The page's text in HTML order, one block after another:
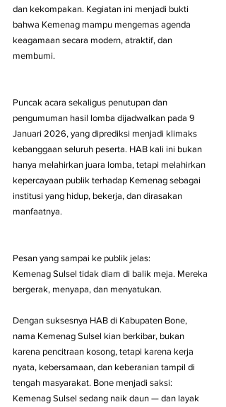
dan kekompakan. Kegiatan ini menjadi bukti
bahwa Kemenag mampu mengemas agenda
keagamaan secara modern, atraktif, dan
membumi.
Puncak acara sekaligus penutupan dan
pengumuman hasil lomba dijadwalkan pada 9
Januari 2026, yang diprediksi menjadi klimaks
kebanggaan seluruh peserta. HAB kali ini bukan
hanya melahirkan juara lomba, tetapi melahirkan
kepercayaan publik terhadap Kemenag sebagai
institusi yang hidup, bekerja, dan dirasakan
manfaatnya.
Pesan yang sampai ke publik jelas:
Kemenag Sulsel tidak diam di balik meja. Mereka
bergerak, menyapa, dan menyatukan.
Dengan suksesnya HAB di Kabupaten Bone,
nama Kemenag Sulsel kian berkibar, bukan
karena pencitraan kosong, tetapi karena kerja
nyata, kebersamaan, dan keberanian tampil di
tengah masyarakat. Bone menjadi saksi:
Kemenag Sulsel sedang naik daun — dan layak